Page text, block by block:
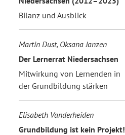
Bilanz und Ausblick
Martin Dust, Oksana Janzen
Der Lernerrat Niedersachsen
Mitwirkung von Lernenden in
der Grundbildung stärken
Elisabeth Vanderheiden
Grundbildung ist kein Projekt!